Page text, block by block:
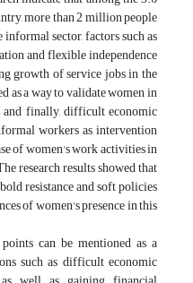
more than 2 million people
sector, factors such as
and flexible independence
growth of service jobs in the
as a way to validate women in
and finally, difficult economic
workers as intervention
of women's work activities in
research results showed that
resistance and soft policies
of women's presence in this
can be mentioned as a
such as difficult economic